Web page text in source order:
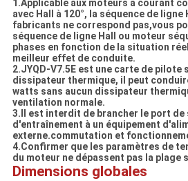
1.Applicable aux moteurs à courant
avec Hall à 120°, la séquence de ligne
fabricants ne correspond pas,vous
séquence de ligne Hall ou moteur
phases en fonction de la situation
meilleur effet de conduite.
2.JYQD-V7.5E est une carte de pilote
dissipateur thermique, il peut
watts sans aucun dissipateur
ventilation normale.
3.Il est interdit de brancher le port de
d'entraînement à un équipement
externe.commutation et
4.Confirmer que les paramètres de
du moteur ne dépassent pas la plage
Dimensions globales